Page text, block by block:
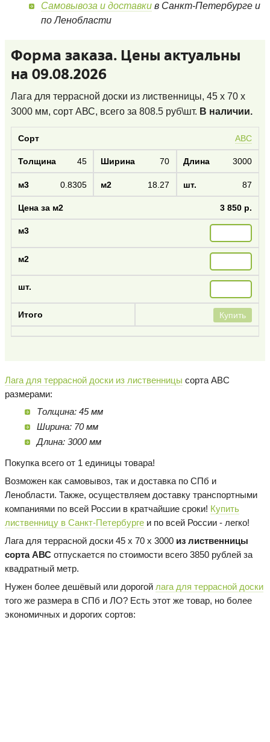
Самовывоза и доставки в Санкт-Петербурге и
по Ленобласти
Форма заказа. Цены актуальны
на 09.08.2026
Лага для террасной доски из лиственницы, 45 x 70 x
3000 мм, сорт АВС, всего за 808.5 руб\шт. В наличии.
АВС
45 70 3000
0.8305 18.27 87
3 850 р.
Купить
Лага для террасной доски из лиственницы сорта АВС
размерами:
Толщина: 45 мм
Ширина: 70 мм
Длина: 3000 мм
Покупка всего от 1 единицы товара!
Возможен как самовывоз, так и доставка по СПб и
Ленобласти. Также, осуществляем доставку транспортными
компаниями по всей России в кратчайшие сроки! Купить
лиственницу в Санкт-Петербурге и по всей России - легко!
Лага для террасной доски 45 х 70 х 3000 из лиственницы
сорта АВС отпускается по стоимости всего 3850 рублей за
квадратный метр.
Нужен более дешёвый или дорогой лага для террасной доски
того же размера в СПб и ЛО? Есть этот же товар, но более
экономичных и дорогих сортов: